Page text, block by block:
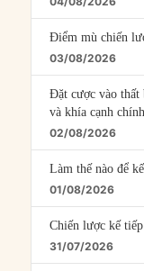
Điểm mù chiến
03/08/2026
Đặt cược vào thất
và khía cạnh
02/08/2026
Làm thế nào để
01/08/2026
Chiến lược kế
31/07/2026